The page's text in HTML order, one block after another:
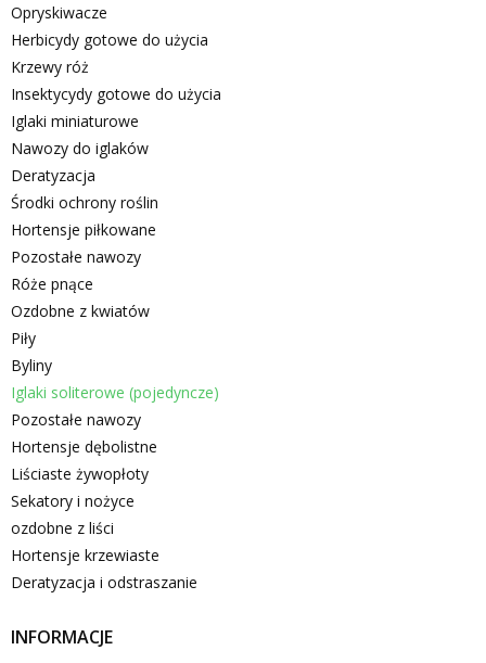
Opryskiwacze
Herbicydy gotowe do użycia
Krzewy róż
Insektycydy gotowe do użycia
Iglaki miniaturowe
Nawozy do iglaków
Deratyzacja
Środki ochrony roślin
Hortensje piłkowane
Pozostałe nawozy
Róże pnące
Ozdobne z kwiatów
Piły
Byliny
Iglaki soliterowe (pojedyncze)
Pozostałe nawozy
Hortensje dębolistne
Liściaste żywopłoty
Sekatory i nożyce
ozdobne z liści
Hortensje krzewiaste
Deratyzacja i odstraszanie
INFORMACJE